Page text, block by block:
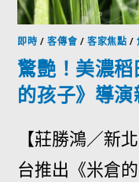
即時 /客傳會/客家焦點 /
驚艷！美濃
的孩子》導演
【莊勝鴻／新
台推出《米倉